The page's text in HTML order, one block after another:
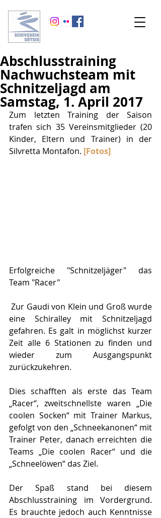
Abschlusstraining
Nachwuchsteam mit
Schnitzeljagd am
Samstag, 1. April 2017
Zum letzten Training der Saison
trafen sich 35 Vereinsmitglieder (20
Kinder, Eltern und Trainer) in der
Silvretta Montafon. [Fotos]
Erfolgreiche "Schnitzeljäger" das
Team "Racer"
Zur Gaudi von Klein und Groß wurde
eine Schiralley mit Schnitzeljagd
gefahren. Es galt in möglichst kurzer
Zeit alle 6 Stationen zu finden und
wieder zum Ausgangspunkt
zurückzukehren.
Dies schafften als erste das Team
„Racer“, zweitschnellste waren „Die
coolen Socken“ mit Trainer Markus,
gefolgt von den „Schneekanonen“ mit
Trainer Peter, danach erreichten die
Teams „Die coolen Racer“ und die
„Schneelöwen“ das Ziel.
Der Spaß stand bei diesem
Abschlusstraining im Vordergrund.
Es brauchte jedoch auch Kenntnisse